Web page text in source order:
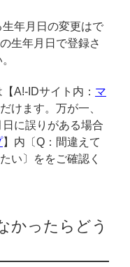
年月日の変更はで
生年月日で登録さ
A!-IDサイト内： マ
けます。万が一、
に誤りがある場合
】内〔Q：間違えて
い〕ををご確認く
かったらどう